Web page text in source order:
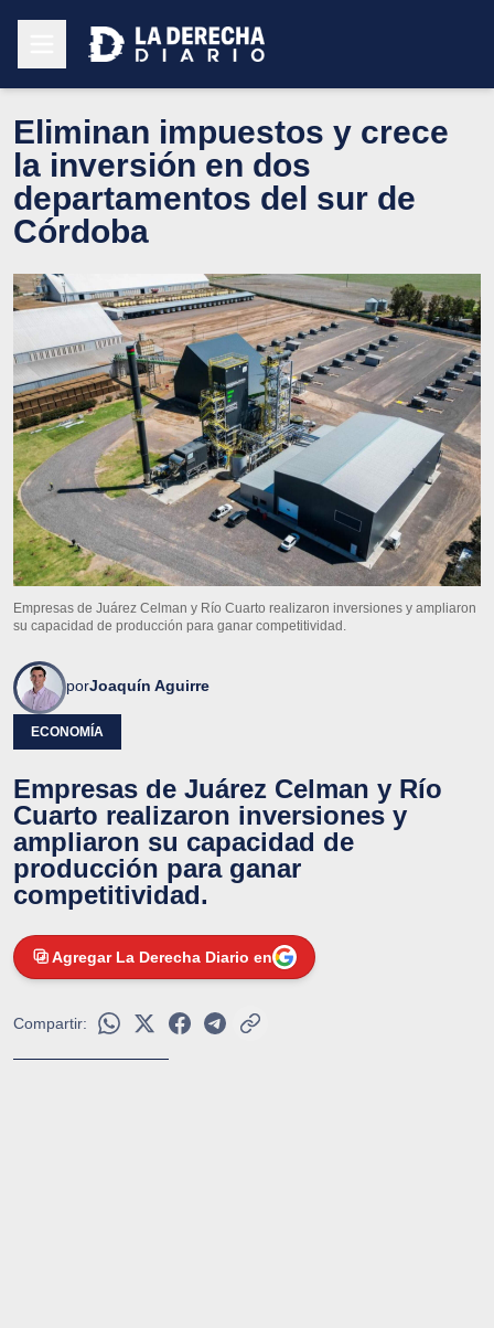
Eliminan impuestos y crece
la inversión en dos
departamentos del sur de
Córdoba
Empresas de Juárez Celman y Río Cuarto realizaron inversiones y ampliaron
su capacidad de producción para ganar competitividad.
porJoaquín Aguirre
ECONOMÍA
Empresas de Juárez Celman y Río
Cuarto realizaron inversiones y
ampliaron su capacidad de
producción para ganar
competitividad.
Agregar La Derecha Diario en
Compartir: